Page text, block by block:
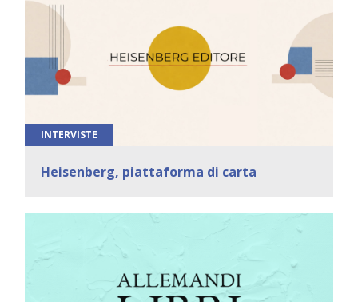
INTERVISTE
Heisenberg, piattaforma di carta